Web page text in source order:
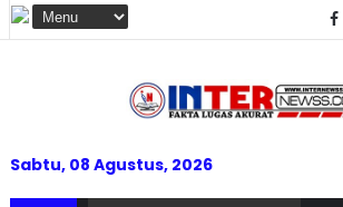
Sabtu, 08 Agustus, 2026